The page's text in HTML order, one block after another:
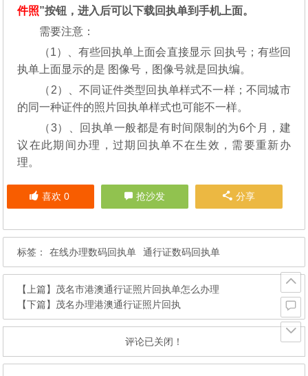
件照”按钮，进入后可以下载回执单到手机上面。
需要注意：
（1）、有些回执单上面会直接显示 回执号；有些回
执单上面显示的是 图像号，图像号就是回执编。
（2）、不同证件类型回执单样式不一样；不同城市
的同一种证件的照片回执单样式也可能不一样。
（3）、回执单一般都是有时间限制的为6个月，建
议在此期间办理，过期回执单不在生效，需要重新办
理。
喜欢 0 抢沙发 分享
标签： 在线办理数码回执单 通行证数码回执单
【上篇】 茂名市港澳通行证照片回执单怎么办理
【下篇】 茂名办理港澳通行证照片回执
评论已关闭！